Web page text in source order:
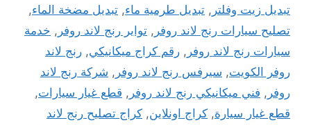
تبديل زيت وفلتر , تبديل طرمية ماء, تبديل مضخة الماء,
تصليح سيارات رنج لاند روفر , تواير رنج لاند روفر , خدمة
سيارات رنج لاند روفر , رقم كراج ميكانيكي, رنج لاند
روفر الكويت, سيرفس رنج لاند روفر , شركة رنج لاند
روفر , فني ميكانيكي رنج لاند روفر , قطع غيار سيارات,
قطع غيار سيارة, كراج اونلاين, كراج تصليح رنج لاند